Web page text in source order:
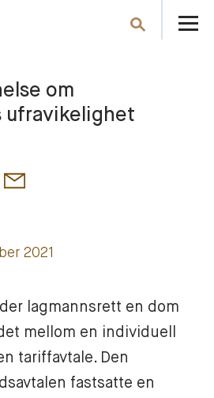
Søk
om
2021
lagmannsrett en dom
mellom en individuell
tariffavtale. Den
fastsatte en